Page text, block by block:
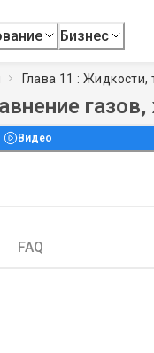
Бизнес
Глава 11 :
Видео
FAQ